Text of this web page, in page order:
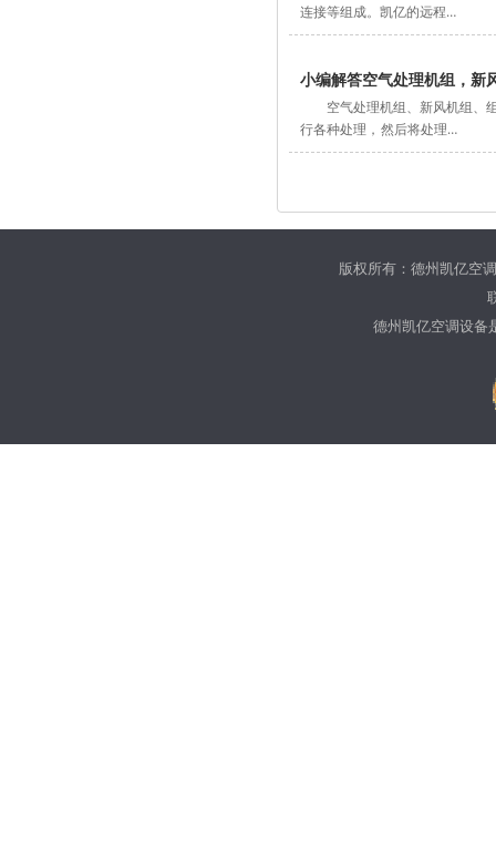
连接等组成。凯亿的远程…
小编解答空气处理机组，新
空气处理机组、新风机组、
行各种处理， 然后将处理…
版权所有：德州凯亿空
德州凯亿空调设备